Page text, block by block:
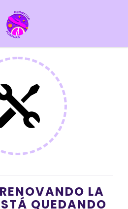
LA
QUEDANDO